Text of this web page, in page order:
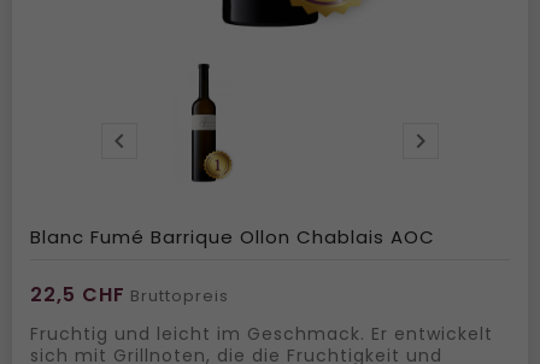
 
Blanc Fumé Barrique Ollon Chablais AOC
22,5 CHF Bruttopreis
Fruchtig und leicht im Geschmack. Er entwickelt
sich mit Grillnoten, die die Fruchtigkeit und